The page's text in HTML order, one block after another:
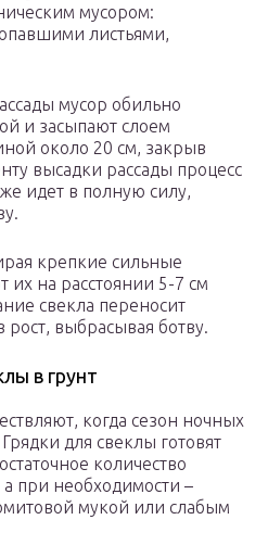
мусором:
листьями,
мусор обильно
и засыпают слоем
около 20 см, закрыв
высадки рассады процесс
идет в полную силу,
крепкие сильные
их на расстоянии 5-7 см
свекла переносит
выбрасывая ботву.
в грунт
когда сезон ночных
для свеклы готовят
количество
при необходимости –
мукой или слабым